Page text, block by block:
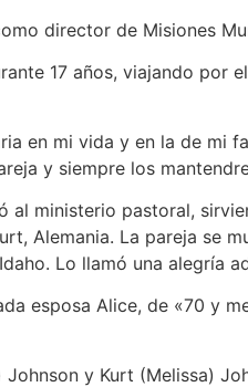
director de Misiones
17 años, viajando por
en mi vida y en la de mi
y siempre los
al ministerio pastoral,
Alemania. La pareja se
Lo llamó una alegría
esposa Alice, de «70 y
y Kurt (Melissa)